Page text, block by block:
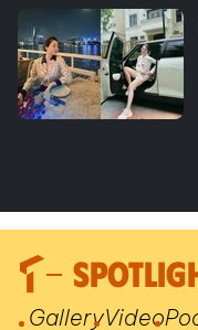
GalleryVideo